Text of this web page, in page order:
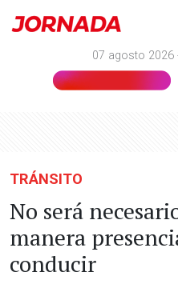
07 agosto 2026
TRÁNSITO
No será
manera
conducir